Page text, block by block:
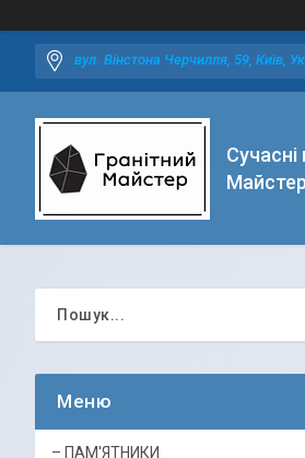
вул. Вінстона Черчилля, 59, Київ,
Сучасні
– ПАМ'ЯТНИКИ